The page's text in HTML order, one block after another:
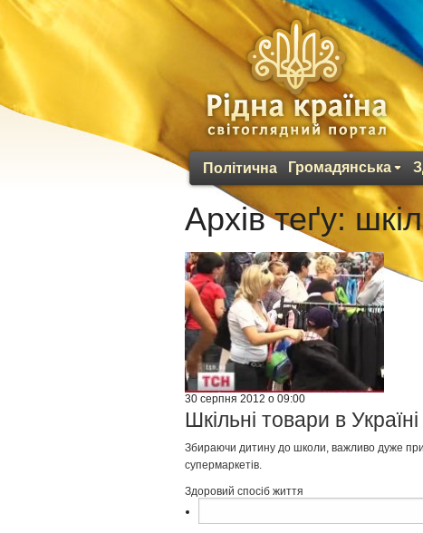
Політична Громадянська
Архів теґу:
30 серпня 2012 о 09:00
Шкільні товари в
Збираючи дитину до школи, важливо дуже
супермаркетів.
Здоровий спосіб життя